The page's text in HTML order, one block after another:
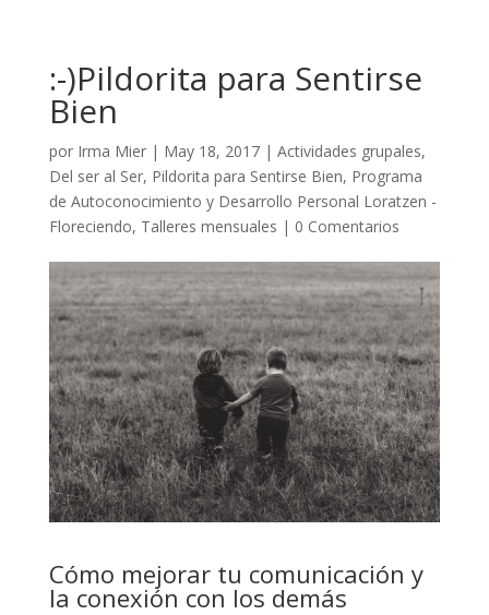
:-)Pildorita para Sentirse
Bien
por Irma Mier| May 18, 2017| Actividades grupales,
Del ser al Ser, Pildorita para Sentirse Bien, Programa
de Autoconocimiento y Desarrollo Personal Loratzen -
Floreciendo, Talleres mensuales | 0 Comentarios
Cómo mejorar tu comunicación y
la conexión con los demás